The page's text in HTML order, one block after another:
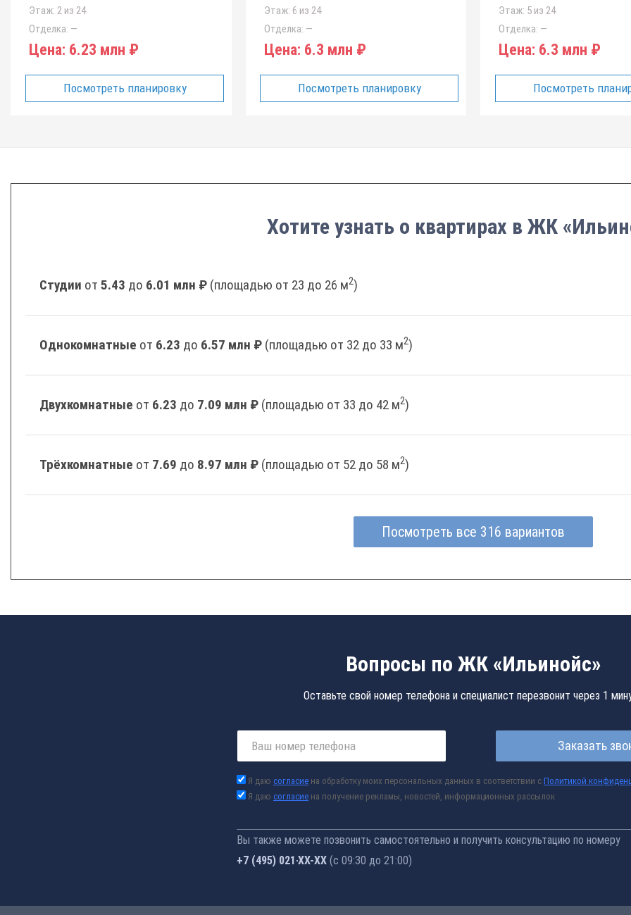
Этаж: 2 из 24
Отделка: —
Цена: 6.23 млн ₽
Посмотреть планировку
Этаж: 6 из 24
Отделка: —
Цена: 6.3 млн ₽
Посмотреть планировку
Этаж: 5 из 24
Отделка: —
Цена: 6.3 млн ₽
Посмотреть
Хотите узнать о квартирах в ЖК
Студии от 5.43 до 6.01 млн ₽ (площадью от 23 до 26 м2)
Однокомнатные от 6.23 до 6.57 млн ₽ (площадью от 32 до 33 м2)
Двухкомнатные от 6.23 до 7.09 млн ₽ (площадью от 33 до 42 м2)
Трёхкомнатные от 7.69 до 8.97 млн ₽ (площадью от 52 до 58 м2)
Посмотреть все 316 вариантов
Вопросы по ЖК «Ильинойс»
Оставьте свой номер телефона и специалист перезвонит через 1
Заказать
Я даю согласие на обработку моих персональных данных в соответствии с Политикой
Я даю согласие на получение рекламы, новостей, информационных рассылок
Вы также можете позвонить самостоятельно и получить консультацию по номеру
+7 (495) 021-41-76 (с 09:30 до 21:00)